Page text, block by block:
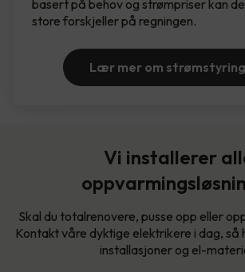
basert på behov og strømpriser kan
store forskjeller på regningen.
Lær mer om
Vi installerer
Skal du totalrenovere, pusse opp eller
Kontakt våre dyktige elektrikere i dag, så
installasjoner og el-